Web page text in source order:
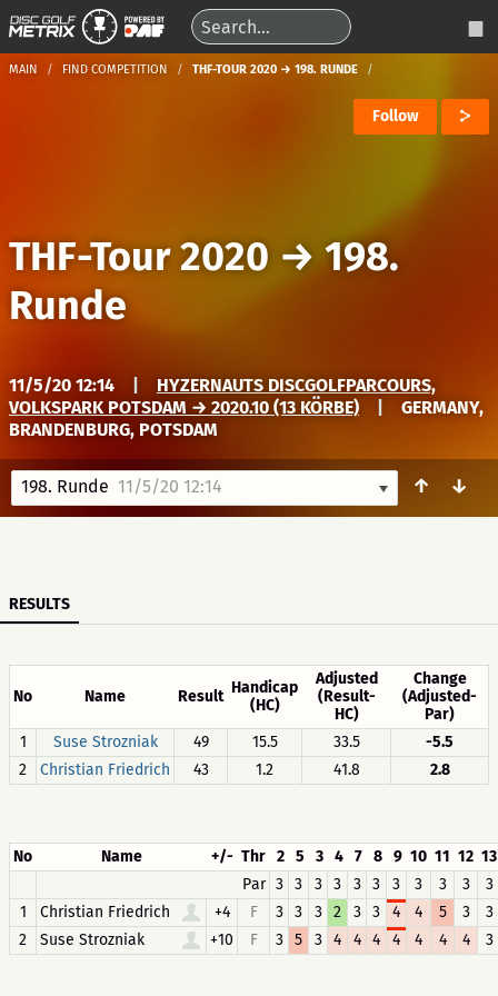
MAIN FIND COMPETITION THF-TOUR 2020 → 198. RUNDE
Follow
THF-Tour 2020 →198.
Runde
11/5/20 12:14
HYZERNAUTS DISCGOLFPARCOURS,
VOLKSPARK POTSDAM → 2020.10 (13 KÖRBE)
GERMANY,
BRANDENBURG, POTSDAM
198. Runde 11/5/20 12:14 ↑ ↓
RESULTS
No Name Result Handicap
(HC)
Adjusted
(Result-
HC)
Change
(Adjusted-
Par)
1
Suse Strozniak 49 15.5 33.5
-5.5
2
Christian Friedrich 43 1.2 41.8 2.8
No Name +/- Thr 2 5 3 4 7 8 9 10 11 12 13
Par 3 3 3 3 3 3 3 3 3 3
3
1
Christian Friedrich +4 F 3 3 3 2 3 3 4 4 5 3
3
2
Suse Strozniak +10 F 3 5 3 4 4 4 4 4 4 4 3